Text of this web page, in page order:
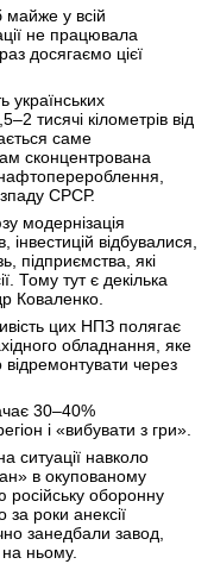
у всій
не працювала
досягаємо цієї
українських
тисячі кілометрів від
саме
сконцентрована
нафтоперероблення,
СРСР.
модернізація
інвестицій відбувалися,
підприємства, які
Тому тут є декілька
Коваленко.
цих НПЗ полягає
обладнання, яке
через
30–40%
і «вибувати з гри».
ситуації навколо
в окупованому
оборонну
роки анексії
занедбали завод,
на ньому.